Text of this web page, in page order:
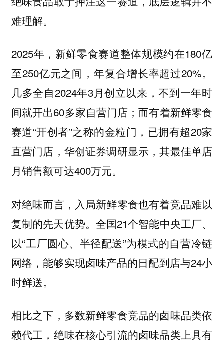
难理解。
2025年，新鲜零食赛道整体规模约在180亿
至250亿元之间，年复合增长率超过20%。
几多全自2024年3月创立以来，不到一年时
间就开出60多家自营门店；而有着新鲜零食
赛道“开创者”之称的金粒门，已拥有超20家
直营门店，华创证券调研显示，其最佳单店
月销售额可达400万元。
对绝味而言，入局新鲜零食也有着竞品难以
复制的先天优势。全国21个智能中央工厂、
以“工厂圆心、半径配送”为模式的自营冷链
网络，能够实现卤味产品的日配到店与24小
时鲜送。
相比之下，多数新鲜零食竞品的卤味品类依
赖代工，绝味在核心引流的卤味品类上具有